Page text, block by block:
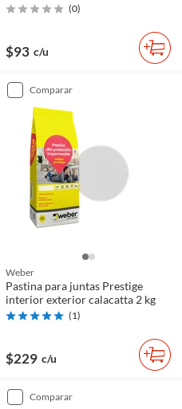
(0)
$93 c/u
comparar
Weber
Pastina para juntas Prestige
interior exterior calacatta 2 kg
(1)
$229 c/u
comparar